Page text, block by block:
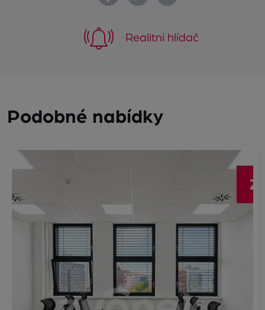
Realitní hlídač
Podobné nabídky